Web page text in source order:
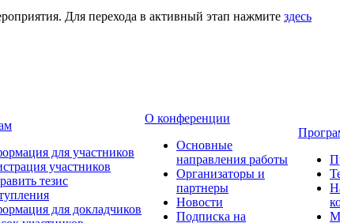
Для перехода в активный этап нажмите здесь
для участников
участников
тезис
для докладчиков
О конференции
Основные
направления работы
Организаторы и
партнеры
Новости
Подписка на